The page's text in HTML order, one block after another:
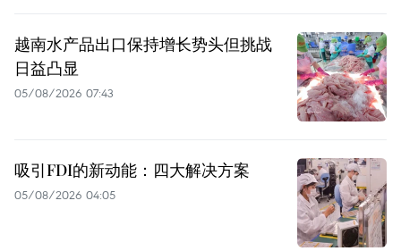
越南水产品出口保持增长势头但挑战
日益凸显
05/08/2026 07:43
吸引FDI的新动能：四大解决方案
05/08/2026 04:05